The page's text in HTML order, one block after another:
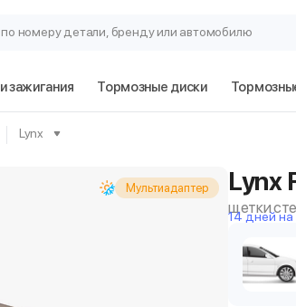
по номеру детали, бренду или автомобилю
зажигания Тормозные диски
Lynx
Мультиадаптер Lynx
щетки
14 дней на